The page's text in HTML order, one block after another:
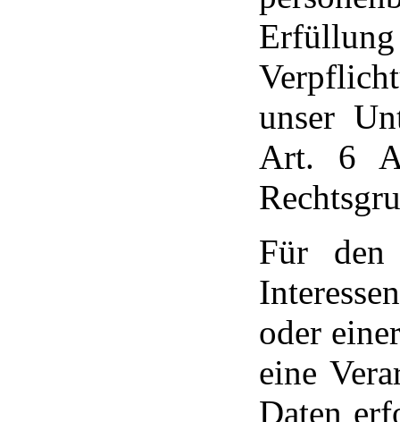
unser
Art. 6
Für den
oder
eine
Daten